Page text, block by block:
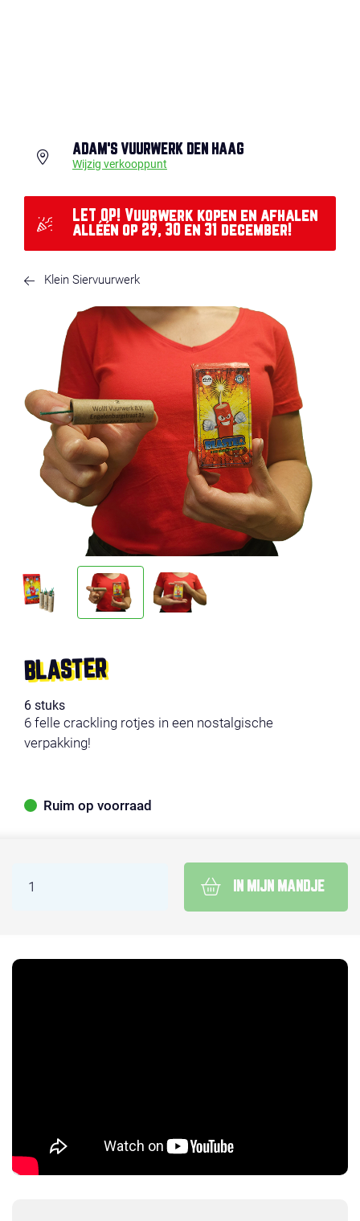
ADAM'S VUURWERK DEN HAAG
Wijzig verkooppunt
LET OP! Vuurwerk kopen en afhalen
alléén op 29, 30 en 31 december!
Klein Siervuurwerk
BLASTER
6 stuks
6 felle crackling rotjes in een nostalgische
verpakking!
Ruim op voorraad
IN MIJN MANDJE